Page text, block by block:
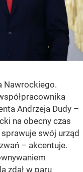
Nawrockiego.
Andrzeja Dudy –
na obecny czas
swój urząd
– akcentuje.
zdał w paru